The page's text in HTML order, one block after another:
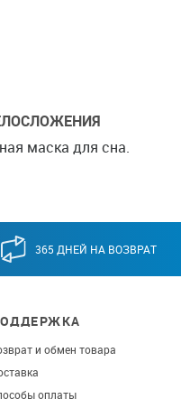
маска для сна.
365 ДНЕЙ НА ВОЗВРАТ
и обмен товара
оплаты